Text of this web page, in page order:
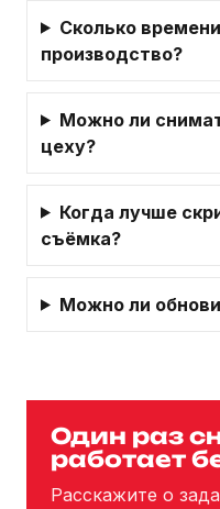
Сколько
производство?
Можно ли
цеху?
Когда лучше
съёмка?
Можно ли
Один раз
работает
Расскажите о